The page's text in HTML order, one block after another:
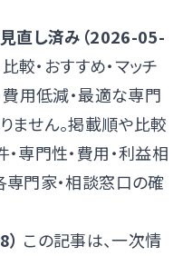
見直し済み（2026-05-
較・おすすめ・マッチ
費用低減・最適な専門
ません。掲載順や比較
専門性・費用・利益相
専門家・相談窓口の確
この記事は、一次情